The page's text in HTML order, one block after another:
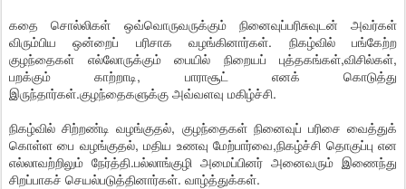
கதை சொல்லிகள் ஒவ்வொருவருக்கும் நினைவுப்பரிசுவுடன் அவர்கள்
விரும்பிய ஒன்றைப் பரிசாக வழங்கினார்கள். நிகழ்வில் பங்கேற்ற
குழந்தைகள் எல்லோருக்கும் பையில் நிறையப் புத்தகங்கள்,விசில்கள்,
பறக்கும் காற்றாடி, பாராசூட் எனக் கொடுத்து
இருந்தார்கள்.குழந்தைகளுக்கு அவ்வளவு மகிழ்ச்சி.
நிகழ்வில் சிற்றண்டி வழங்குதல், குழந்தைகள் நினைவுப் பரிசை வைத்துக்
கொள்ள பை வழங்குதல், மதிய உணவு மேற்பார்வை,நிகழ்ச்சி தொகுப்பு என
எல்லாவற்றிலும் நேர்த்தி.பல்லாங்குழி அமைப்பினர் அனைவரும் இணைந்து
சிறப்பாகச் செயல்படுத்தினார்கள். வாழ்த்துக்கள்.